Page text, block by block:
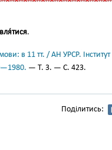
.
в 11 тт. / АН УРСР.
— Т. 3. — С. 423.
Поділитись: